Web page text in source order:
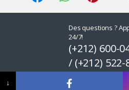
Des questions ?
24/7!
(+212) 600-
/ (+212) 522-
581
↓